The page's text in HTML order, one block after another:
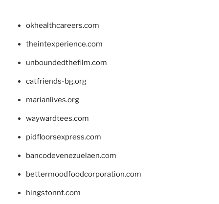
okhealthcareers.com
theintexperience.com
unboundedthefilm.com
catfriends-bg.org
marianlives.org
waywardtees.com
pidfloorsexpress.com
bancodevenezuelaen.com
bettermoodfoodcorporation.com
hingstonnt.com